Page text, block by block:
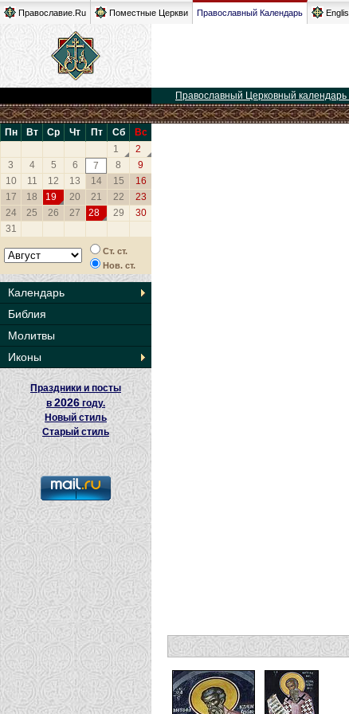
Православие.Ru Поместные Церкви Православный Календарь
Православный Церковный календарь
Пн Вт Ср Чт Пт Сб
Вс
1
2
3
4 5 6 7 8
9
10
11 12 13 14 15
16
17
18 19 20 21 22
23
24
25 26 27 28 29
30
31
Ст. ст.
Нов. ст.
Календарь
Библия
Молитвы
Иконы
Праздники и посты
в2026 году.
Новый стиль
Старый стиль